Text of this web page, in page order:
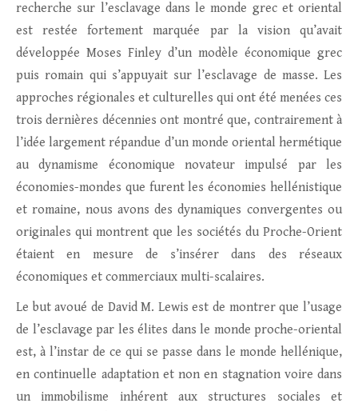
recherche sur l’esclavage dans le monde grec et oriental
est restée fortement marquée par la vision qu’avait
développée Moses Finley d’un modèle économique grec
puis romain qui s’appuyait sur l’esclavage de masse. Les
approches régionales et culturelles qui ont été menées ces
trois dernières décennies ont montré que, contrairement à
l’idée largement répandue d’un monde oriental hermétique
au dynamisme économique novateur impulsé par les
économies-mondes que furent les économies hellénistique
et romaine, nous avons des dynamiques convergentes ou
originales qui montrent que les sociétés du Proche-Orient
étaient en mesure de s’insérer dans des réseaux
économiques et commerciaux multi-scalaires.
Le but avoué de David M. Lewis est de montrer que l’usage
de l’esclavage par les élites dans le monde proche-oriental
est, à l’instar de ce qui se passe dans le monde hellénique,
en continuelle adaptation et non en stagnation voire dans
un immobilisme inhérent aux structures sociales et